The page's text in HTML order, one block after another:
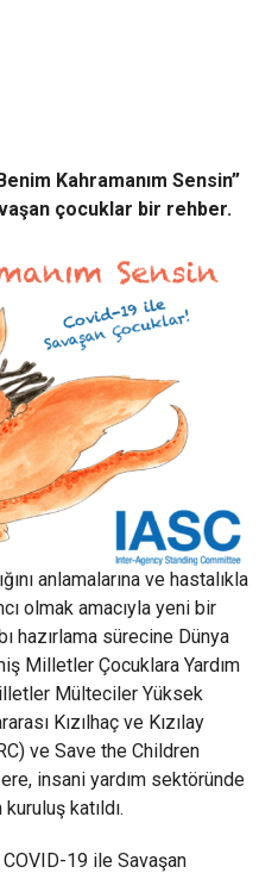
Kahramanım Sensin”
çocuklar bir rehber.
anlamalarına ve hastalıkla
olmak amacıyla yeni bir
hazırlama sürecine Dünya
Milletler Çocuklara Yardım
Mülteciler Yüksek
Kızılhaç ve Kızılay
ve Save the Children
insani yardım sektöründe
katıldı.
COVID-19 ile Savaşan